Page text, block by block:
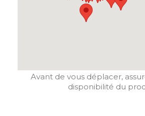
Avant de vous déplacer,
disponibilité du